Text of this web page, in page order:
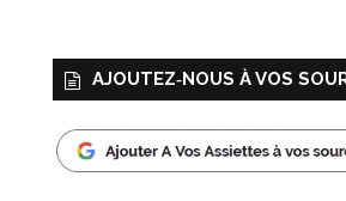
AJOUTEZ‑NOUS À VOS